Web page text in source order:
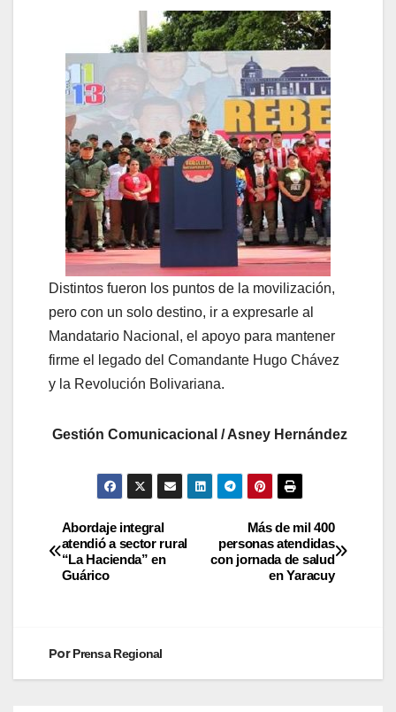
Distintos fueron los puntos de la movilización,
pero con un solo destino, ir a expresarle al
Mandatario Nacional, el apoyo para mantener
firme el legado del Comandante Hugo Chávez
y la Revolución Bolivariana.
Gestión Comunicacional / Asney Hernández
Más de mil 400
personas atendidas
con jornada de salud
en Yaracuy
Abordaje integral
atendió a sector rural
“La Hacienda” en
Guárico
PorPrensa Regional